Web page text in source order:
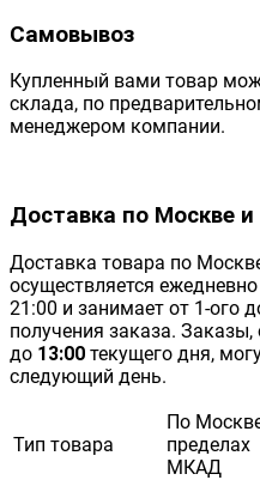
Самовывоз
Купленный вами товар
склада, по
менеджером компании.
Доставка по Москве
Доставка товара по
осуществляется
21:00 и занимает от 1-ого
получения заказа.
до 13:00 текущего дня,
следующий день.
Тип товара
По
пределах
МКАД